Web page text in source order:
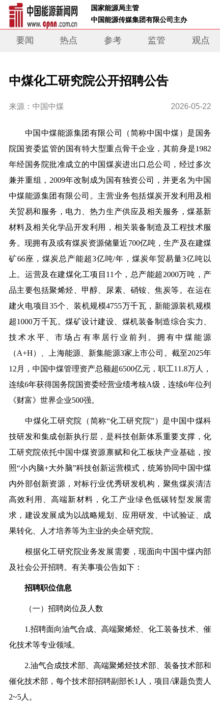
国家能源局主管
中国能源传媒集团有限公司主办
要闻 热点 参考 监管 观点
中煤化工研究院公开招聘公告
来源：中国中煤 2026-05-22
中国中煤能源集团有限公司（简称中国中煤）是国务
院国资委监管的国有特大型重点骨干企业，其前身是1982
年经国务院批准成立的中国煤炭进出口总公司，经过多次
兼并重组，2009年改制成为国有独资公司，并更名为中国
中煤能源集团有限公司。主营业务包括煤炭开发利用及相
关贸易和服务，电力、热力生产供应及相关服务，煤基新
材料及相关化学品开发利用，相关装备制造及工程技术服
务。现拥有及或有煤炭资源储量近700亿吨，生产及在建煤
矿66座，煤炭总产能超3亿吨/年，煤炭年贸易量3亿吨以
上。运营及在建煤化工项目11个，总产能超2000万吨，产
品主要包括聚烯烃、甲醇、尿素、硝铵、焦炭等。在运在
建火电项目35个、装机规模4755万千瓦，新能源装机规模
超1000万千瓦。煤矿设计建设、煤机装备制造综合实力、
技术水平、市场占有率居行业前列。拥有中煤能源
（A+H）、上海能源、新集能源3家上市公司。截至2025年
12月，中国中煤管理资产总额超6500亿元，职工11.8万人，
连续6年获得国务院国资委经营业绩考核A级，连续6年位列
《财富》世界企业500强。
中煤化工研究院（简称“化工研究院”）是中国中煤科
技研发和集成创新执行层，是科技创新体系重要支撑，化
工研究院依托中国中煤资源禀赋和化工板块产业基础，按
照“小内脑+大外脑”科技创新运营模式，统筹协同中国中煤
内外部创新资源，对标行业优秀研发机构，聚焦煤炭清洁
高效利用、高端新材料，化工产业绿色低碳转型发展需
求，建设发展成为以战略规划、应用研发、中试验证、成
果转化、人才培养等为主业的央企研究院。
根据化工研究院业务发展需要，现面向中国中煤内部
及社会公开招聘。有关事项公告如下：
招聘职位信息
（一）招聘岗位及人数
1.招聘面向油气合成、高端聚烯烃、化工装备技术、催
化技术等专业领域。
2.油气合成技术部、高端聚烯烃技术部、装备技术部和
催化技术部，每个技术部招聘副部长1人，项目/课题负责人
2~5人。